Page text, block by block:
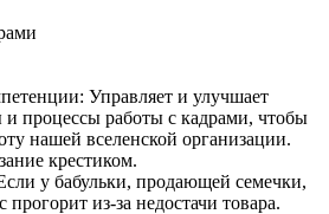
Управляет и улучшает
процессы работы с кадрами, чтобы
нашей вселенской организации.
крестиком.
у бабульки, продающей семечки,
из-за недостачи товара.